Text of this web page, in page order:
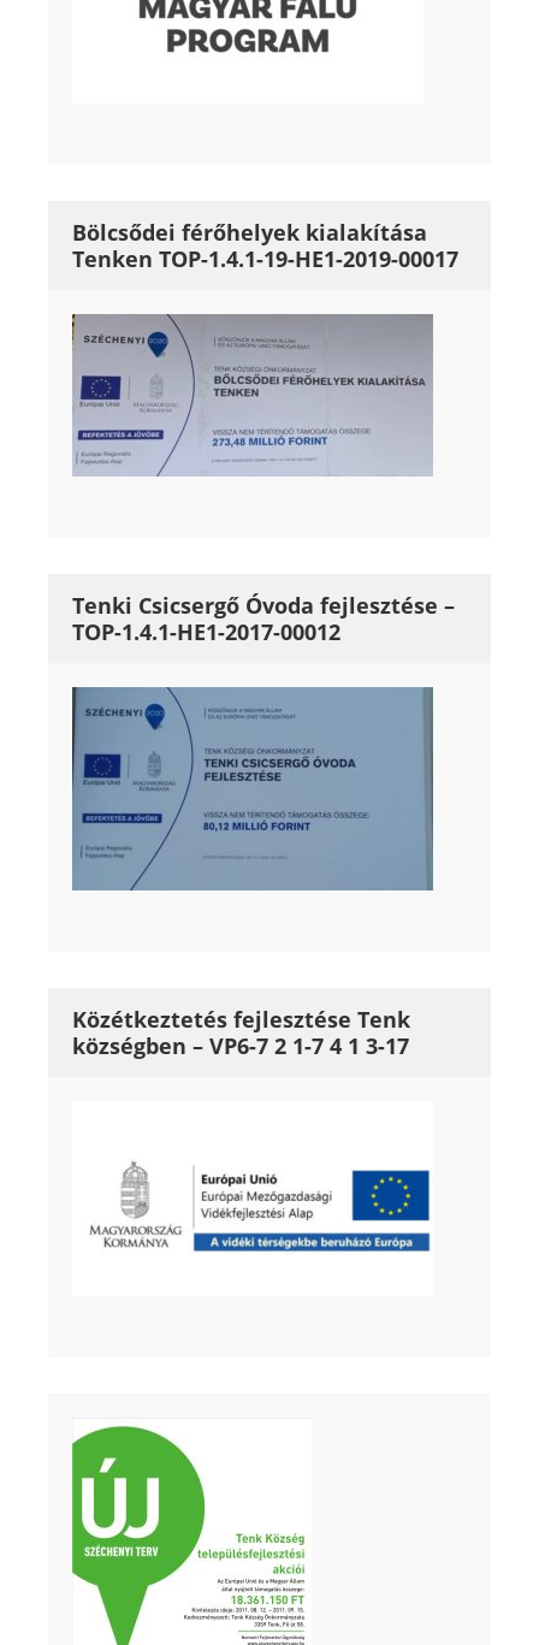
Bölcsődei férőhelyek kialakítása
Tenken TOP-1.4.1-19-HE1-2019-00017
Tenki Csicsergő Óvoda fejlesztése –
TOP-1.4.1-HE1-2017-00012
Közétkeztetés fejlesztése Tenk
községben – VP6-7 2 1-7 4 1 3-17